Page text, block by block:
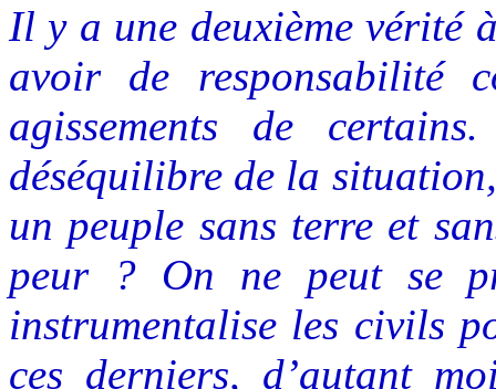
Il y a une deuxième
avoir de responsabilité
agissements de
déséquilibre de la
un peuple sans terre et
peur ? On ne peut se
instrumentalise les civils
ces derniers, d’autant